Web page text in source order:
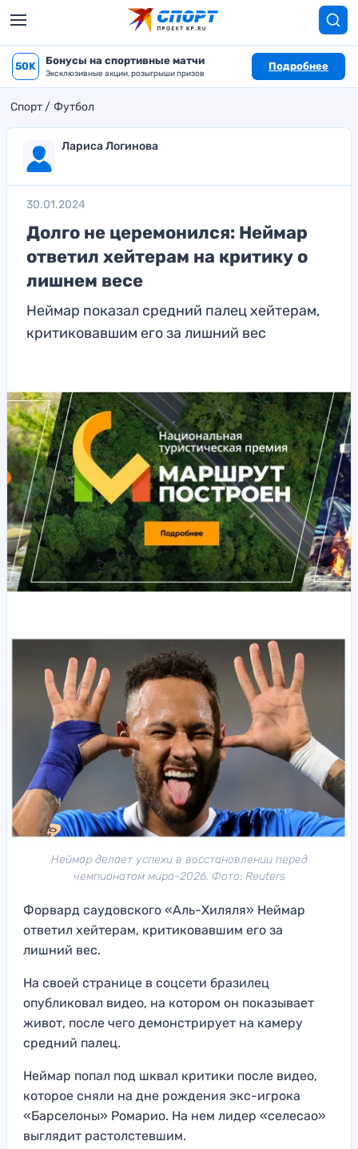
50K Бонусы на спортивные матчи
Эксклюзивные акции, розыгрыши призов
Подробнее
Спорт Футбол
Лариса Логинова
30.01.2024
Долго не церемонился: Неймар
ответил хейтерам на критику о
лишнем весе
Неймар показал средний палец хейтерам,
критиковавшим его за лишний вес
Неймар делает успехи в восстановлении перед
чемпионатом мира-2026. Фото: Reuters
Форвард саудовского «Аль-Хиляля» Неймар
ответил хейтерам, критиковавшим его за
лишний вес.
На своей странице в соцсети бразилец
опубликовал видео, на котором он показывает
живот, после чего демонстрирует на камеру
средний палец.
Неймар попал под шквал критики после видео,
которое сняли на дне рождения экс-игрока
«Барселоны» Ромарио. На нем лидер «селесао»
выглядит растолстевшим.